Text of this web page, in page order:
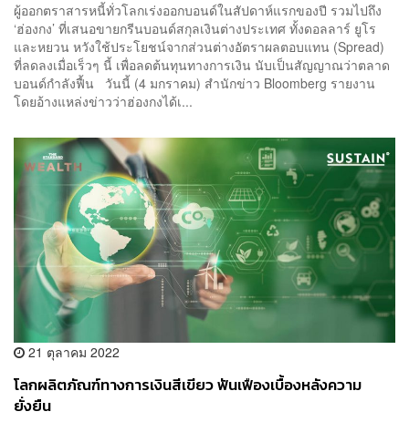
ผู้ออกตราสารหนี้ทั่วโลกเร่งออกบอนด์ในสัปดาห์แรกของปี รวมไปถึง
‘ฮ่องกง’ ที่เสนอขายกรีนบอนด์สกุลเงินต่างประเทศ ทั้งดอลลาร์ ยูโร
และหยวน หวังใช้ประโยชน์จากส่วนต่างอัตราผลตอบแทน (Spread)
ที่ลดลงเมื่อเร็วๆ นี้ เพื่อลดต้นทุนทางการเงิน นับเป็นสัญญาณว่าตลาด
บอนด์กำลังฟื้น วันนี้ (4 มกราคม) สำนักข่าว Bloomberg รายงาน
โดยอ้างแหล่งข่าวว่าฮ่องกงได้เ...
21 ตุลาคม 2022
โลกผลิตภัณฑ์ทางการเงินสีเขียว ฟันเฟืองเบื้องหลังความ
ยั่งยืน